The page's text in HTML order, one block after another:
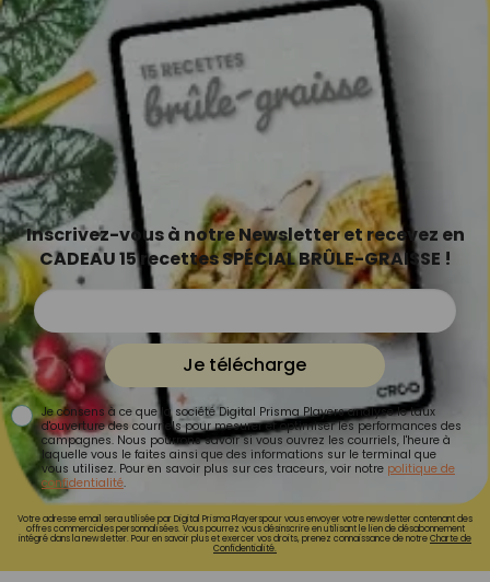
Inscrivez-vous à notre Newsletter et recevez en
CADEAU 15 recettes SPÉCIAL BRÛLE-GRAISSE !
Je télécharge
Je consens à ce que la société Digital Prisma Players analyse le taux
d'ouverture des courriels pour mesurer et optimiser les performances des
campagnes. Nous pourrons savoir si vous ouvrez les courriels, l'heure à
laquelle vous le faites ainsi que des informations sur le terminal que
vous utilisez. Pour en savoir plus sur ces traceurs, voir notre politique de
confidentialité.
Votre adresse email sera utilisée par Digital Prisma Playerspour vous envoyer votre newsletter contenant des
offres commerciales personnalisées. Vous pourrez vous désinscrire en utilisant le lien de désabonnement
intégré dans la newsletter. Pour en savoir plus et exercer vos droits, prenez connaissance de notreCharte de
Confidentialité.